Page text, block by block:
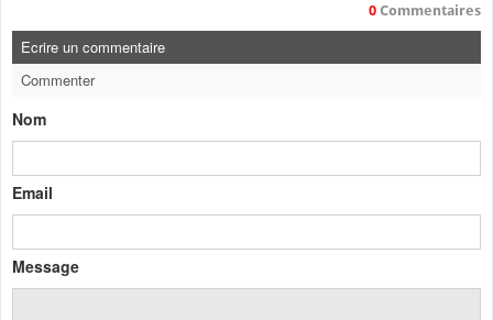
0 Commentaires
Ecrire un commentaire
Commenter
Nom
Email
Message